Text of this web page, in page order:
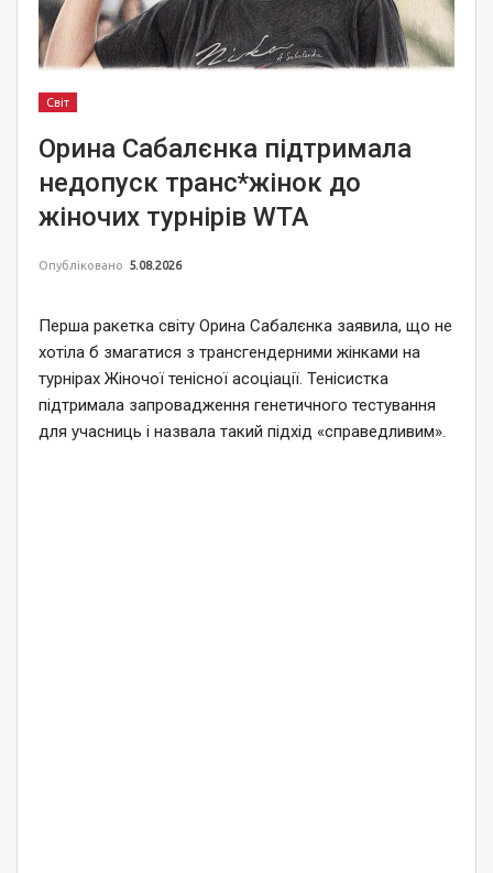
Світ
Орина Сабалєнка підтримала
недопуск транс*жінок до
жіночих турнірів WTA
Опубліковано 5.08.2026
Перша ракетка світу Орина Сабалєнка заявила, що не
хотіла б змагатися з трансгендерними жінками на
турнірах Жіночої тенісної асоціації. Тенісистка
підтримала запровадження генетичного тестування
для учасниць і назвала такий підхід «справедливим».